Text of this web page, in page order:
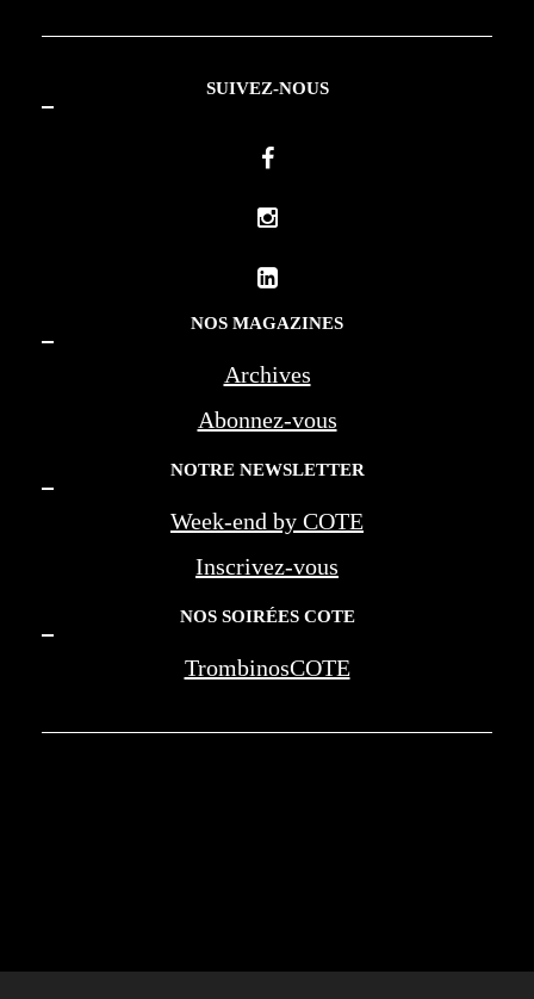
SUIVEZ-NOUS
NOS MAGAZINES
Archives
Abonnez-vous
NOTRE NEWSLETTER
Week-end by COTE
Inscrivez-vous
NOS SOIRÉES COTE
TrombinosCOTE